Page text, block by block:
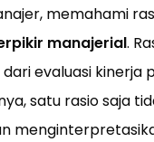
memahami
manajerial.
evaluasi kinerja
satu rasio saja